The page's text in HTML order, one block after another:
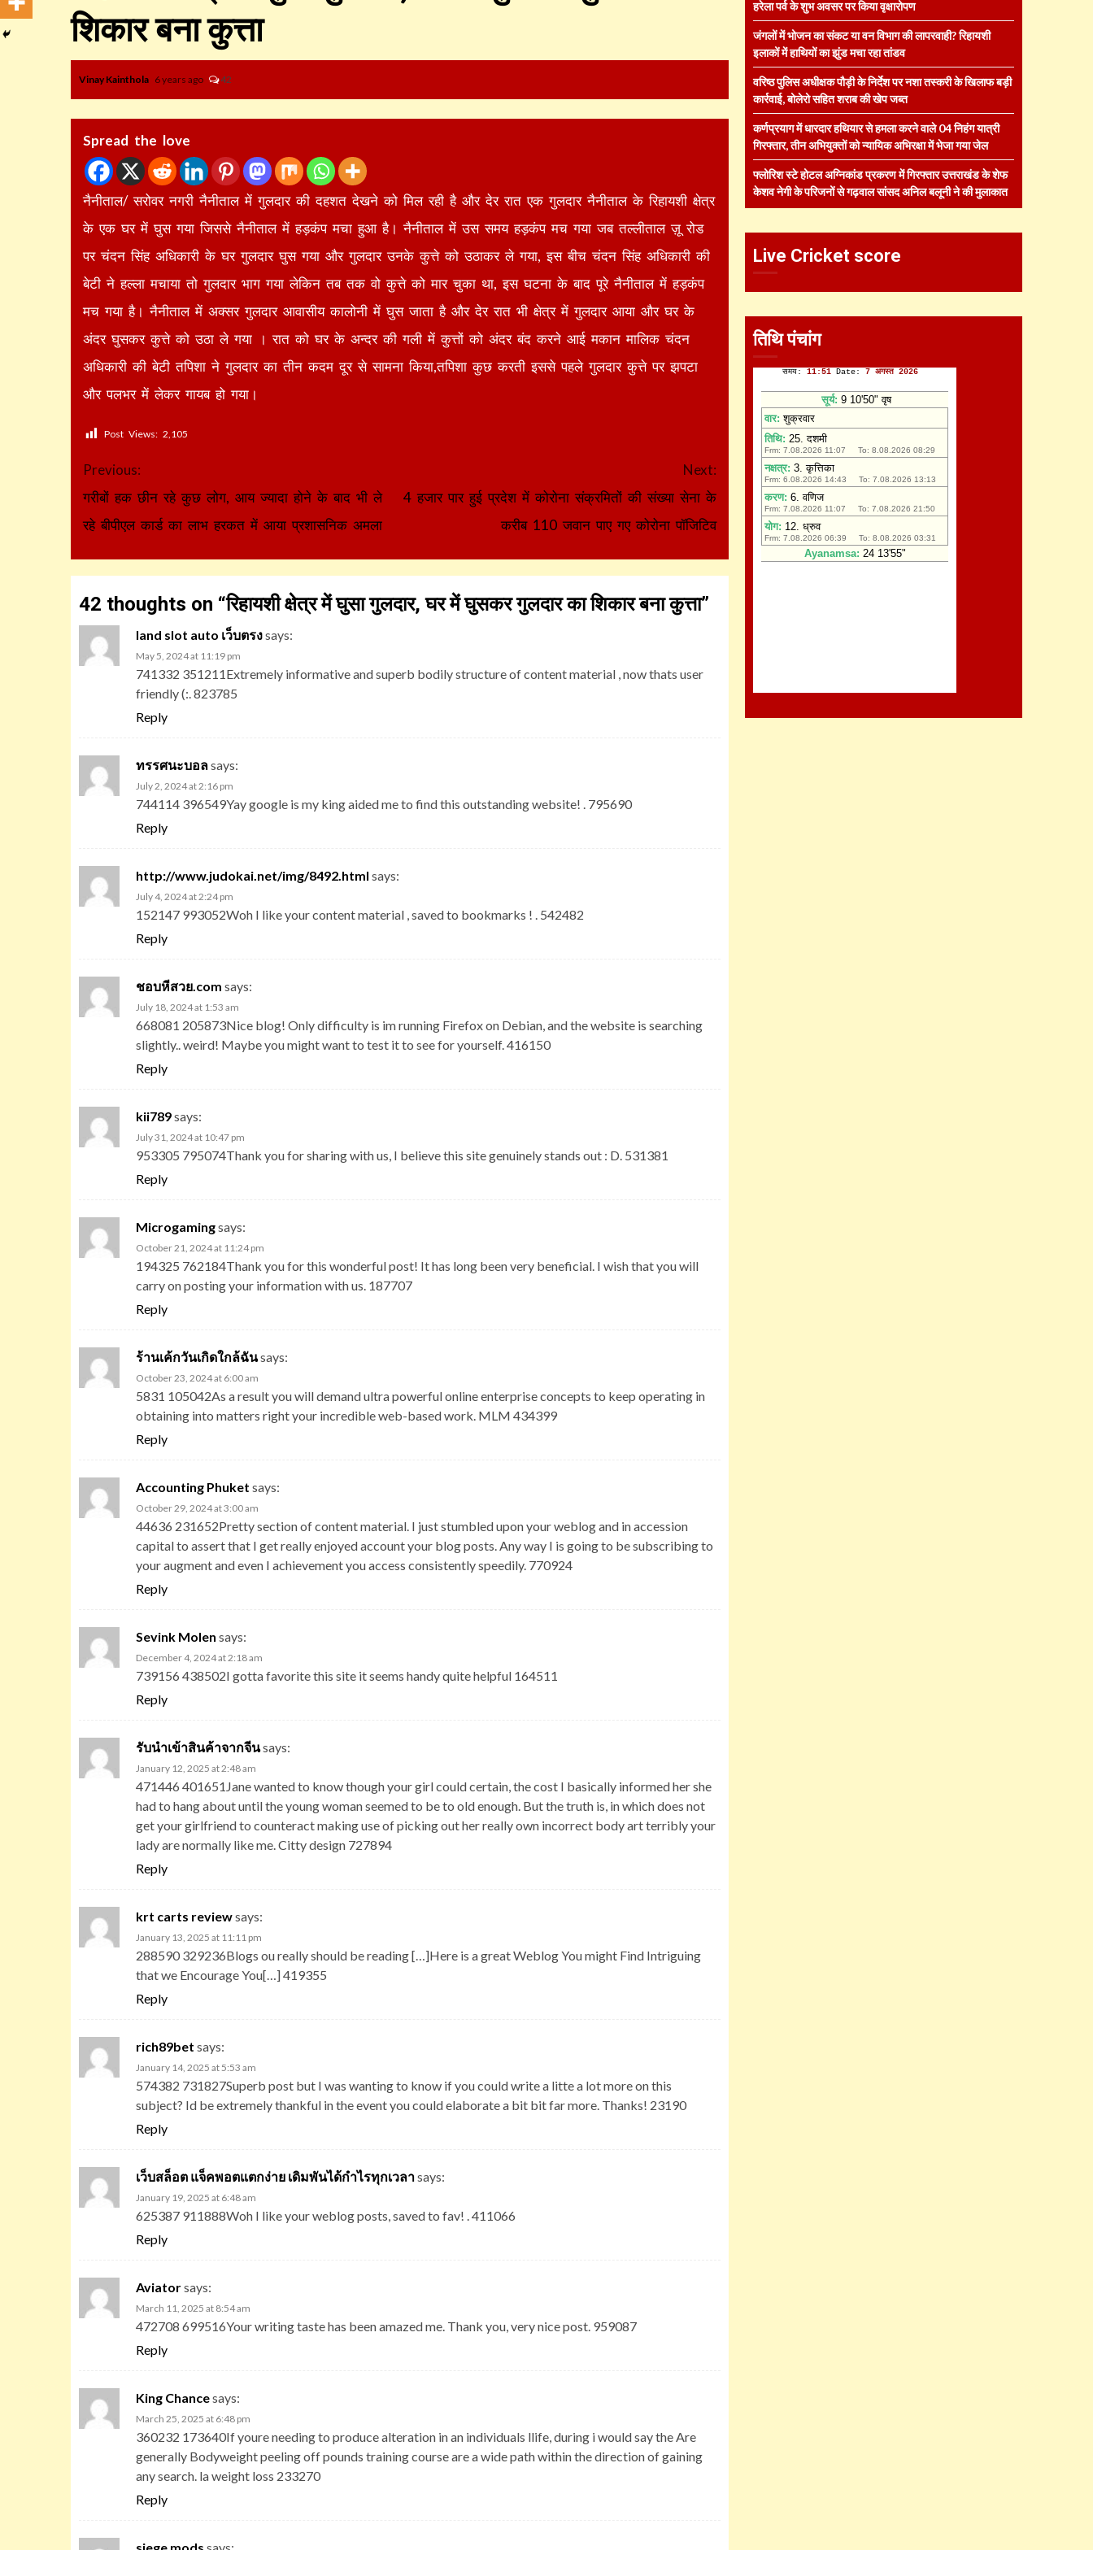
शिकार बना कुत्ता
Vinay Kainthola 6 years ago 42
Spread the love
नैनीताल/ सरोवर नगरी नैनीताल में गुलदार की दहशत देखने को मिल रही है और देर रात एक गुलदार नैनीताल के रिहायशी क्षेत्र
के एक घर में घुस गया जिससे नैनीताल में हड़कंप मचा हुआ है। नैनीताल में उस समय हड़कंप मच गया जब तल्लीताल ज़ू रोड
पर चंदन सिंह अधिकारी के घर गुलदार घुस गया और गुलदार उनके कुत्ते को उठाकर ले गया, इस बीच चंदन सिंह अधिकारी की
बेटी ने हल्ला मचाया तो गुलदार भाग गया लेकिन तब तक वो कुत्ते को मार चुका था, इस घटना के बाद पूरे नैनीताल में हड़कंप
मच गया है। नैनीताल में अक्सर गुलदार आवासीय कालोनी में घुस जाता है और देर रात भी क्षेत्र में गुलदार आया और घर के
अंदर घुसकर कुत्ते को उठा ले गया । रात को घर के अन्दर की गली में कुत्तों को अंदर बंद करने आई मकान मालिक चंदन
अधिकारी की बेटी तपिशा ने गुलदार का तीन कदम दूर से सामना किया,तपिशा कुछ करती इससे पहले गुलदार कुत्ते पर झपटा
और पलभर में लेकर गायब हो गया।
Post Views: 2,105
Continue
Reading
Previous:
गरीबों हक छीन रहे कुछ लोग, आय ज्यादा होने के बाद भी ले
रहे बीपीएल कार्ड का लाभ हरकत में आया प्रशासनिक अमला
Next:
4 हजार पार हुई प्रदेश में कोरोना संक्रमितों की संख्या सेना के
करीब 110 जवान पाए गए कोरोना पॉजिटिव
42 thoughts on “रिहायशी क्षेत्र में घुसा गुलदार, घर में घुसकर गुलदार का शिकार बना कुत्ता”
land slot auto เว็บตรงsays:
May 5, 2024 at 11:19 pm
741332 351211Extremely informative and superb bodily structure of content material , now thats user
friendly (:. 823785
Reply
ทรรศนะบอลsays:
July 2, 2024 at 2:16 pm
744114 396549Yay google is my king aided me to find this outstanding website! . 795690
Reply
http://www.judokai.net/img/8492.html says:
July 4, 2024 at 2:24 pm
152147 993052Woh I like your content material , saved to bookmarks ! . 542482
Reply
ชอบหีสวย.com says:
July 18, 2024 at 1:53 am
668081 205873Nice blog! Only difficulty is im running Firefox on Debian, and the website is searching
slightly.. weird! Maybe you might want to test it to see for yourself. 416150
Reply
kii789says:
July 31, 2024 at 10:47 pm
953305 795074Thank you for sharing with us, I believe this site genuinely stands out : D. 531381
Reply
Microgamingsays:
October 21, 2024 at 11:24 pm
194325 762184Thank you for this wonderful post! It has long been very beneficial. I wish that you will
carry on posting your information with us. 187707
Reply
ร้านเค้กวันเกิดใกล้ฉันsays:
October 23, 2024 at 6:00 am
5831 105042As a result you will demand ultra powerful online enterprise concepts to keep operating in
obtaining into matters right your incredible web-based work. MLM 434399
Reply
Accounting Phuket says:
October 29, 2024 at 3:00 am
44636 231652Pretty section of content material. I just stumbled upon your weblog and in accession
capital to assert that I get really enjoyed account your blog posts. Any way I is going to be subscribing to
your augment and even I achievement you access consistently speedily. 770924
Reply
Sevink Molen says:
December 4, 2024 at 2:18 am
739156 438502I gotta favorite this site it seems handy quite helpful 164511
Reply
รับนำเข้าสินค้าจากจีนsays:
January 12, 2025 at 2:48 am
471446 401651Jane wanted to know though your girl could certain, the cost I basically informed her she
had to hang about until the young woman seemed to be to old enough. But the truth is, in which does not
get your girlfriend to counteract making use of picking out her really own incorrect body art terribly your
lady are normally like me. Citty design 727894
Reply
krt carts reviewsays:
January 13, 2025 at 11:11 pm
288590 329236Blogs ou really should be reading […]Here is a great Weblog You might Find Intriguing
that we Encourage You[…] 419355
Reply
rich89bet says:
January 14, 2025 at 5:53 am
574382 731827Superb post but I was wanting to know if you could write a litte a lot more on this
subject? Id be extremely thankful in the event you could elaborate a bit bit far more. Thanks! 23190
Reply
เว็บสล็อต แจ็คพอตแตกง่าย เดิมพันได้กำไรทุกเวลาsays:
January 19, 2025 at 6:48 am
625387 911888Woh I like your weblog posts, saved to fav! . 411066
Reply
Aviatorsays:
March 11, 2025 at 8:54 am
472708 699516Your writing taste has been amazed me. Thank you, very nice post. 959087
Reply
King Chancesays:
March 25, 2025 at 6:48 pm
360232 173640If youre needing to produce alteration in an individuals llife, during i would say the Are
generally Bodyweight peeling off pounds training course are a wide path within the direction of gaining
any search. la weight loss 233270
Reply
हरेला पर्व के शुभ अवसर पर किया वृक्षारोपण
जंगलों में भोजन का संकट या वन विभाग की लापरवाही? रिहायशी
इलाकों में हाथियों का झुंड मचा रहा तांडव
वरिष्ठ पुलिस अधीक्षक पौड़ी के निर्देश पर नशा तस्करी के खिलाफ बड़ी
कार्रवाई, बोलेरो सहित शराब की खेप जब्त
कर्णप्रयाग में धारदार हथियार से हमला करने वाले 04 निहंग यात्री
गिरफ्तार, तीन अभियुक्तों को न्यायिक अभिरक्षा में भेजा गया जेल
फ्लोरिश स्टे होटल अग्निकांड प्रकरण में गिरफ्तार उत्तराखंड के शेफ
केशव नेगी के परिजनों से गढ़वाल सांसद अनिल बलूनी ने की मुलाकात
Live Cricket score
तिथि पंचांग